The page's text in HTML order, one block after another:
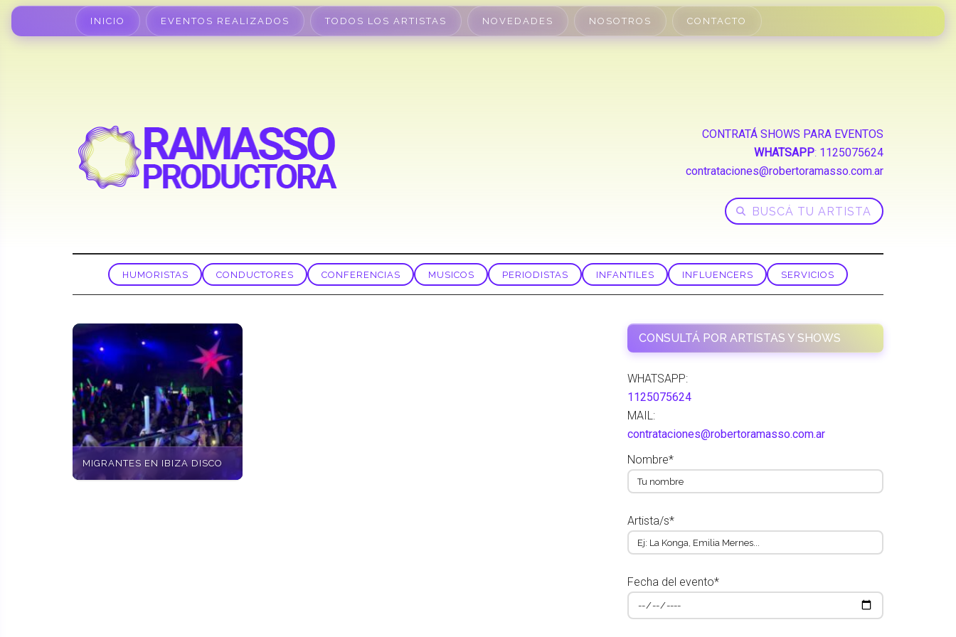
INICIO EVENTOS REALIZADOS TODOS LOS ARTISTAS NOVEDADES NOSOTROS CONTACTO
CONTRATÁ SHOWS PARA EVENTOS
WHATSAPP: 1125075624
contrataciones@robertoramasso.com.ar
HUMORISTAS CONDUCTORES CONFERENCIAS MUSICOS PERIODISTAS INFANTILES INFLUENCERS SERVICIOS
MIGRANTES EN IBIZA DISCO
CONSULTÁ POR ARTISTAS Y SHOWS
WHATSAPP:
1125075624
MAIL:
contrataciones@robertoramasso.com.ar
Nombre*
Artista/s*
Fecha del evento*